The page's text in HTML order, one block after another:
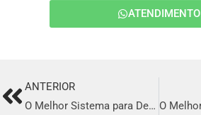
ATENDIMENTO
PrevANTERIOR
O Melhor Sistema para Delivery em Votorantim